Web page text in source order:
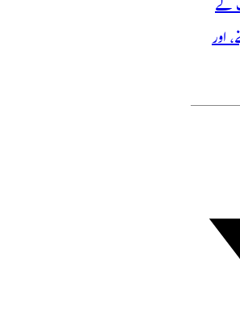
اور